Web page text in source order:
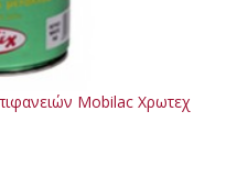
Mobilac Χρωτεχ